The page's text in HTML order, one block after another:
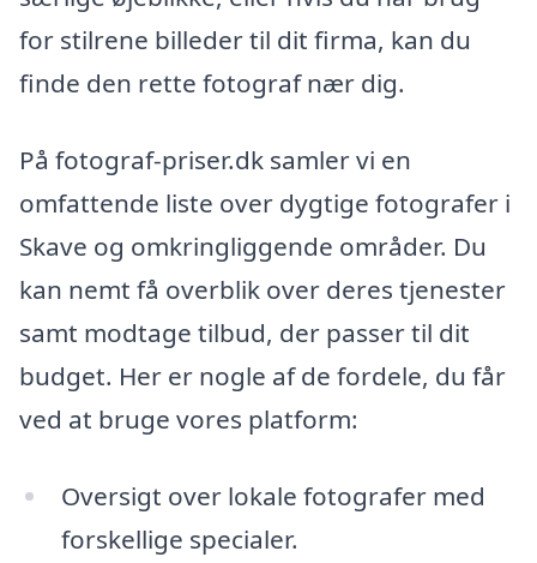
for stilrene billeder til dit firma, kan du
finde den rette fotograf nær dig.
På fotograf-priser.dk samler vi en
omfattende liste over dygtige fotografer i
Skave og omkringliggende områder. Du
kan nemt få overblik over deres tjenester
samt modtage tilbud, der passer til dit
budget. Her er nogle af de fordele, du får
ved at bruge vores platform:
Oversigt over lokale fotografer med
forskellige specialer.